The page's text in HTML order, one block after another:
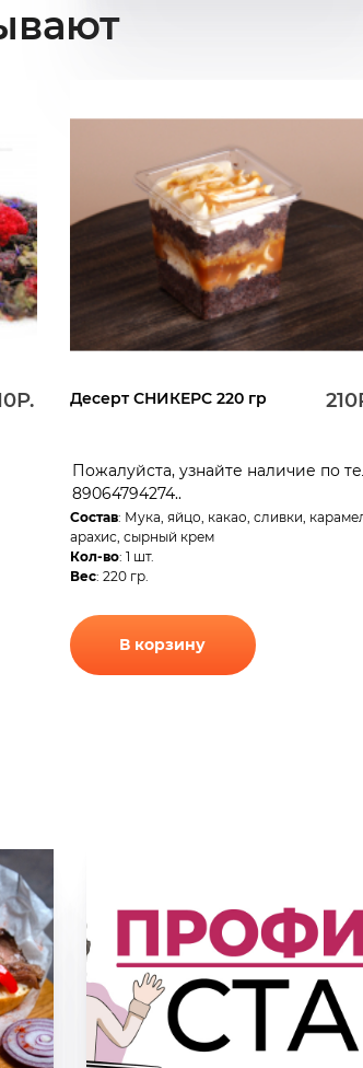
Десерт СНИКЕРС 220 гр
Пожалуйста, узнайте наличие по
89064794274..
Состав: Мука, яйцо, какао, сливки,
арахис, сырный крем
Кол-во: 1 шт.
Вес: 220 гр.
В корзину